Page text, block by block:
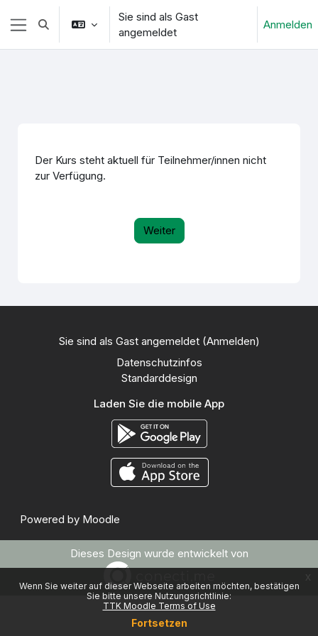
Zum Hauptinhalt
Wenn Sie weiter auf dieser Webseite arbeiten möchten, bestätigen
Sie bitte unsere Nutzungsrichtlinie:
TTK Moodle Terms of Use
Fortsetzen
x
Website-Übersicht
Sucheingabe umschalten
Sie sind als Gast
angemeldet
Anmelden
Der Kurs steht aktuell für Teilnehmer/innen nicht
zur Verfügung.
Weiter
Sie sind als Gast angemeldet (Anmelden)
Datenschutzinfos
Standarddesign
Laden Sie die mobile App
Powered by Moodle
Dieses Design wurde entwickelt von